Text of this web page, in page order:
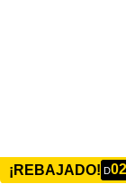
¡REBAJADO! D02